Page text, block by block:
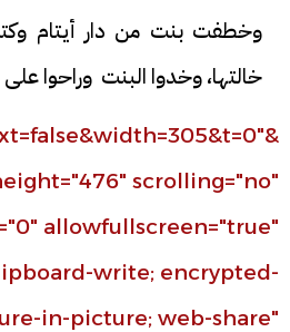
وخطفت بنت من دار أيتام
خالتها، وخدوا البنت وراحوا
scrolling="no"
allowfullscreen="true"
write; encrypted-
in-picture; web-share"